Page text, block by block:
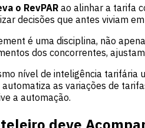
o RevPARao alinhar a tarifa
decisões que antes viviam
é uma disciplina, não
dos concorrentes,
nível de inteligência tarifária
as variações de
a automação.